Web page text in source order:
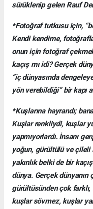
sürüklenip gelen Rauf
*Fotoğraf tutkusu için,
Kendi kendime,
onun için fotoğraf
kaçış mı idi? Gerçek
“iç dünyasında
yön verebildiği” bir kapı
*Kuşlarına hayrandı;
Kuşlar renkliydi, kuşlar
yapmıyorlardı. İnsanı
yoğun, gürültülü ve
yakınlık belki de bir
dünya. Gerçek
gürültüsünden çok
kuşlar sövmez, kuşlar